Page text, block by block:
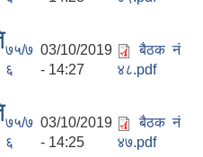
७५/७
६
03/10/2019
- 14:27
बैठक नं
४८.pdf
७५/७
६
03/10/2019
- 14:25
बैठक नं
४७.pdf